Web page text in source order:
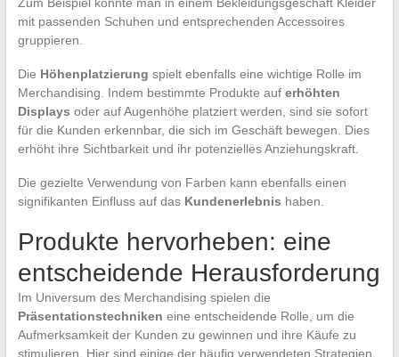
mit passenden Schuhen und entsprechenden Accessoires
gruppieren.
Die Höhenplatzierung spielt ebenfalls eine wichtige Rolle im
Merchandising. Indem bestimmte Produkte auf erhöhten
Displays oder auf Augenhöhe platziert werden, sind sie sofort
für die Kunden erkennbar, die sich im Geschäft bewegen. Dies
erhöht ihre Sichtbarkeit und ihr potenzielles Anziehungskraft.
Die gezielte Verwendung von Farben kann ebenfalls einen
signifikanten Einfluss auf das Kundenerlebnis haben.
Produkte hervorheben: eine
entscheidende Herausforderung
Im Universum des Merchandising spielen die
Präsentationstechniken eine entscheidende Rolle, um die
Aufmerksamkeit der Kunden zu gewinnen und ihre Käufe zu
stimulieren. Hier sind einige der häufig verwendeten Strategien.